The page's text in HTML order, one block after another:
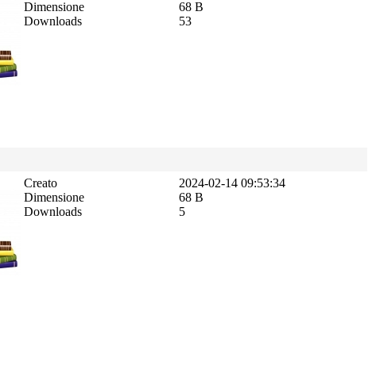
Dimensione
Downloads
68 B
53
Creato
Dimensione
Downloads
2024-02-14 09:53:34
68 B
5